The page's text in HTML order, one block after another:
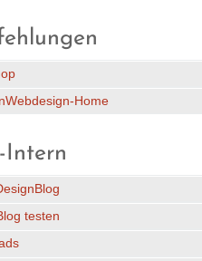
Home
Intern
testen